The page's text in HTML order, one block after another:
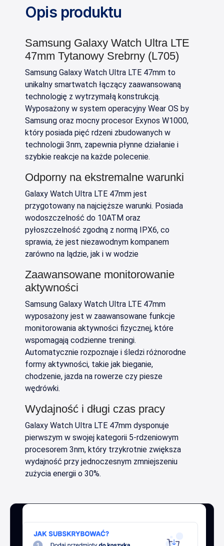
Opis produktu
Samsung Galaxy Watch Ultra LTE
47mm Tytanowy Srebrny (L705)
Samsung Galaxy Watch Ultra LTE 47mm to
unikalny smartwatch łączący zaawansowaną
technologię z wytrzymałą konstrukcją.
Wyposażony w system operacyjny Wear OS by
Samsung oraz mocny procesor Exynos W1000,
który posiada pięć rdzeni zbudowanych w
technologii 3nm, zapewnia płynne działanie i
szybkie reakcje na każde polecenie.
Odporny na ekstremalne warunki
Galaxy Watch Ultra LTE 47mm jest
przygotowany na najcięższe warunki. Posiada
wodoszczelność do 10ATM oraz
pyłoszczelność zgodną z normą IPX6, co
sprawia, że jest niezawodnym kompanem
zarówno na lądzie, jak i w wodzie
Zaawansowane monitorowanie
aktywności
Samsung Galaxy Watch Ultra LTE 47mm
wyposażony jest w zaawansowane funkcje
monitorowania aktywności fizycznej, które
wspomagają codzienne treningi.
Automatycznie rozpoznaje i śledzi różnorodne
formy aktywności, takie jak bieganie,
chodzenie, jazda na rowerze czy piesze
wędrówki.
Wydajność i długi czas pracy
Galaxy Watch Ultra LTE 47mm dysponuje
pierwszym w swojej kategorii 5-rdzeniowym
procesorem 3nm, który trzykrotnie zwiększa
wydajność przy jednoczesnym zmniejszeniu
zużycia energii o 30%.